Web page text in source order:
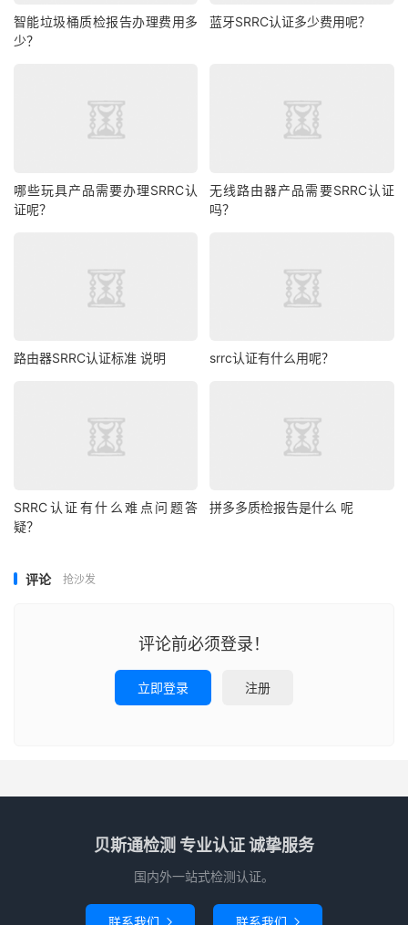
智能垃圾桶质检报告办理费用多
少？
蓝牙SRRC认证多少费用呢？
哪些玩具产品需要办理SRRC认
证呢？
无线路由器产品需要SRRC认证
吗？
路由器SRRC认证标准 说明 srrc认证有什么用呢？
SRRC认证有什么难点问题答
疑？
拼多多质检报告是什么 呢
评论 抢沙发
评论前必须登录！
立即登录 注册
贝斯通检测 专业认证 诚挚服务
国内外一站式检测认证。
联系我们  联系我们 